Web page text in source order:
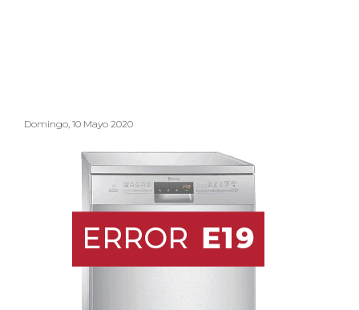
Domingo, 10 Mayo 2020